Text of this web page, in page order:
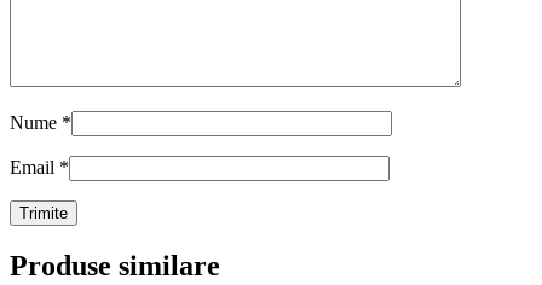
Nume *
Email *
Produse similare